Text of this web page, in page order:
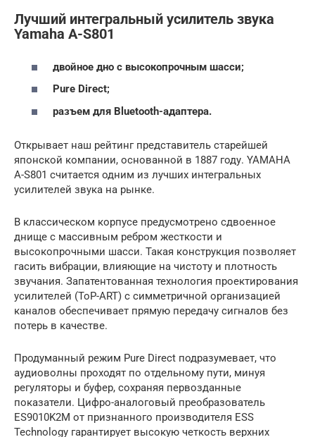
Лучший интегральный усилитель звука
Yamaha A-S801
двойное дно с высокопрочным шасси;
Pure Direct;
разъем для Bluetooth-адаптера.
Открывает наш рейтинг представитель старейшей
японской компании, основанной в 1887 году. YAMAHA
A-S801 считается одним из лучших интегральных
усилителей звука на рынке.
В классическом корпусе предусмотрено сдвоенное
днище с массивным ребром жесткости и
высокопрочными шасси. Такая конструкция позволяет
гасить вибрации, влияющие на чистоту и плотность
звучания. Запатентованная технология проектирования
усилителей (ToP-ART) с симметричной организацией
каналов обеспечивает прямую передачу сигналов без
потерь в качестве.
Продуманный режим Pure Direct подразумевает, что
аудиоволны проходят по отдельному пути, минуя
регуляторы и буфер, сохраняя первозданные
показатели. Цифро-аналоговый преобразователь
ES9010K2M от признанного производителя ESS
Technology гарантирует высокую четкость верхних